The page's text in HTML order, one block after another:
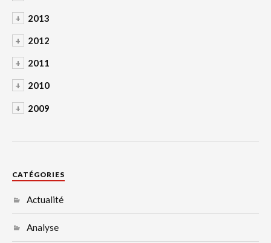
+ 2013
+ 2012
+ 2011
+ 2010
+ 2009
CATÉGORIES
Actualité
Analyse